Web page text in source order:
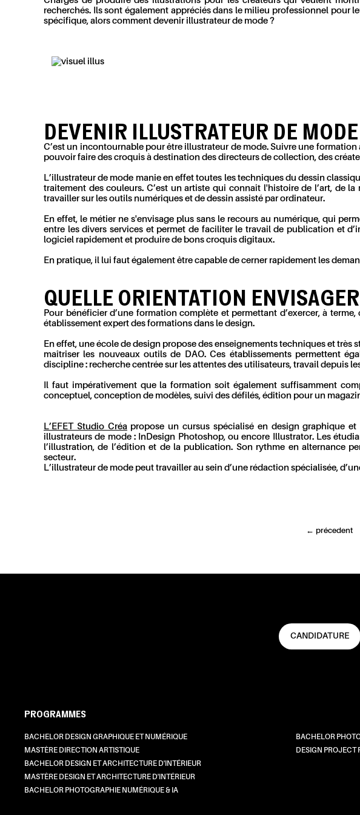
recherchés. Ils sont également appréciés dans le milieu professionnel pour
spécifique, alors comment devenir illustrateur de mode ?
DEVENIR ILLUSTRATEUR DE
C’est un incontournable pour être illustrateur de mode. Suivre une
pouvoir faire des croquis à destination des directeurs de collection, des
L’illustrateur de mode manie en effet toutes les techniques du dessin
traitement des couleurs. C’est un artiste qui connaît l'histoire de l’art, de
travailler sur les outils numériques et de dessin assisté par ordinateur.
En effet, le métier ne s'envisage plus sans le recours au numérique, qui
entre les divers services et permet de faciliter le travail de publication et
logiciel rapidement et produire de bons croquis digitaux.
En pratique, il lui faut également être capable de cerner rapidement les
QUELLE ORIENTATION
Pour bénéficier d’une formation complète et permettant d’exercer, à
établissement expert des formations dans le design.
En effet, une école de design propose des enseignements techniques et
maîtriser les nouveaux outils de DAO. Ces établissements permettent
discipline : recherche centrée sur les attentes des utilisateurs, travail depuis
Il faut impérativement que la formation soit également suffisamment
conceptuel, conception de modèles, suivi des défilés, édition pour un
L’EFET Studio Créapropose un cursus spécialisé en design graphique
illustrateurs de mode : InDesign Photoshop, ou encore Illustrator. Les
l’illustration, de l’édition et de la publication. Son rythme en alternance
secteur.
L’illustrateur de mode peut travailler au sein d’une rédaction spécialisée,
← précedent
CANDIDATURE
PROGRAMMES
BACHELOR DESIGN GRAPHIQUE ET NUMÉRIQUE
MASTÈRE DIRECTION ARTISTIQUE
BACHELOR DESIGN ET ARCHITECTURE D'INTÉRIEUR
MASTÈRE DESIGN ET ARCHITECTURE D'INTÉRIEUR
BACHELOR PHOTOGRAPHIE NUMÉRIQUE & IA
BACHELOR
DESIGN PROJECT